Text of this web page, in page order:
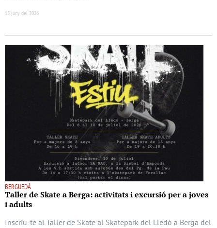
15 juny del 2026
BERGUEDÀ
Taller de Skate a Berga: activitats i excursió per a joves
i adults
Inscriu-te al Taller de Skate al Skatepark del Lledó a Berga del